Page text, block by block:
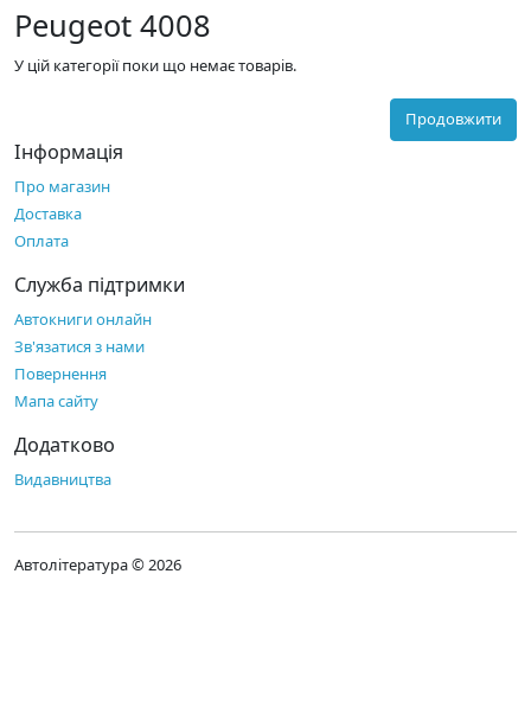
Peugeot 4008
У цій категорії поки що немає товарів.
Продовжити
Інформація
Про магазин
Доставка
Оплата
Служба підтримки
Автокниги онлайн
Зв'язатися з нами
Повернення
Мапа сайту
Додатково
Видавництва
Автолітература © 2026